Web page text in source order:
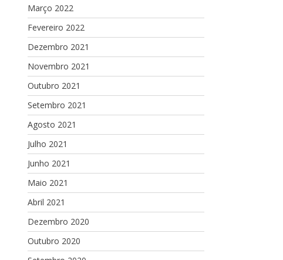
Março 2022
Fevereiro 2022
Dezembro 2021
Novembro 2021
Outubro 2021
Setembro 2021
Agosto 2021
Julho 2021
Junho 2021
Maio 2021
Abril 2021
Dezembro 2020
Outubro 2020